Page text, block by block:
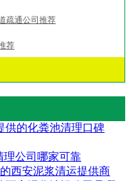
疏通公司推荐
荐
供的化粪池清理口碑
理公司哪家可靠
西安泥浆清运提供商